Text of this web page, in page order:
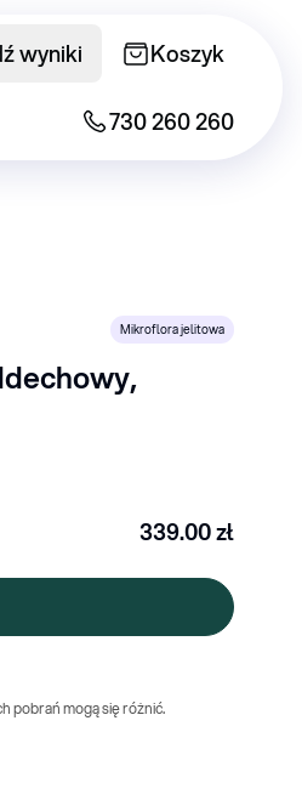
wyniki Koszyk
730 260 260
Mikroflora jelitowa
339.00zł
pobrań mogą się różnić.